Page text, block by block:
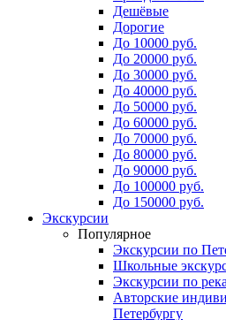
Дешёвые
Дорогие
До 10000 руб.
До 20000 руб.
До 30000 руб.
До 40000 руб.
До 50000 руб.
До 60000 руб.
До 70000 руб.
До 80000 руб.
До 90000 руб.
До 100000 руб.
До 150000 руб.
Экскурсии
Популярное
Экскурсии по
Школьные
Экскурсии по
Авторские
Петербургу